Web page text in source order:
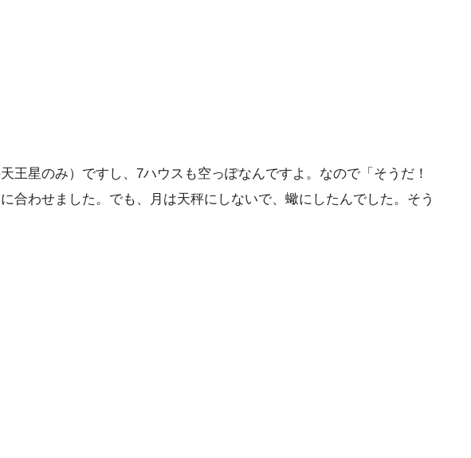
星のみ）ですし、7ハウスも空っぽなんですよ。なので「そうだ！
合わせました。でも、月は天秤にしないで、蠍にしたんでした。そう